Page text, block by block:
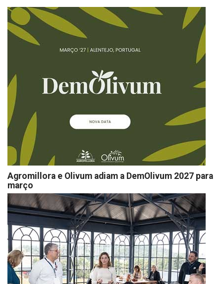
Agromillora e Olivum adiam a DemOlivum 2027 para
março